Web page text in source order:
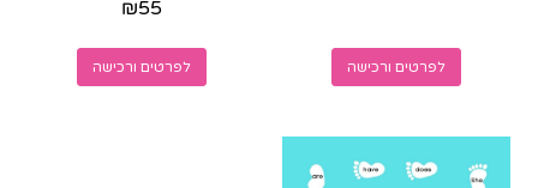
לפרטים ורכישה
₪55
לפרטים ורכישה